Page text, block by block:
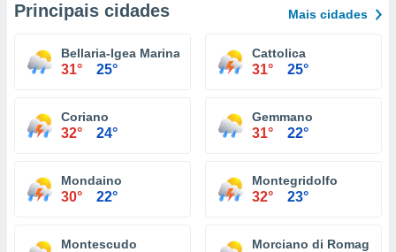
Principais cidades Mais cidades
Bellaria-Igea Marina
31° 25°
Cattolica
31° 25°
Coriano
32° 24°
Gemmano
31° 22°
Mondaino
30° 22°
Montegridolfo
32° 23°
Montescudo Morciano di Romagna